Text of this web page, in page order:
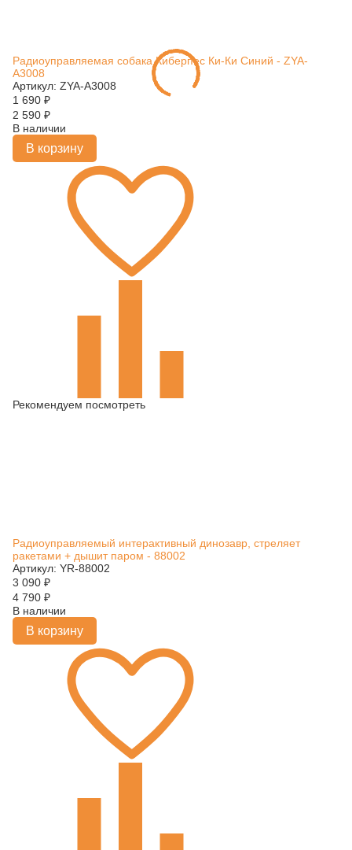
Радиоуправляемая собака Киберпес Ки-Ки Синий - ZYA-
A3008
Артикул: ZYA-A3008
1 690 ₽
2 590 ₽
В наличии
В корзину
Рекомендуем посмотреть
Радиоуправляемый интерактивный динозавр, стреляет
ракетами + дышит паром - 88002
Артикул: YR-88002
3 090 ₽
4 790 ₽
В наличии
В корзину